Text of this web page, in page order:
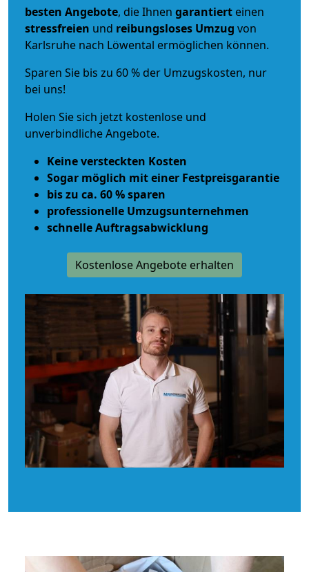
besten Angebote, die Ihnen garantiert einen
stressfreien und reibungsloses Umzug von
Karlsruhe nach Löwental ermöglichen können.
Sparen Sie bis zu 60 % der Umzugskosten, nur
bei uns!
Holen Sie sich jetzt kostenlose und
unverbindliche Angebote.
Keine versteckten Kosten
Sogar möglich mit einer Festpreisgarantie
bis zu ca. 60 % sparen
professionelle Umzugsunternehmen
schnelle Auftragsabwicklung
Kostenlose Angebote erhalten